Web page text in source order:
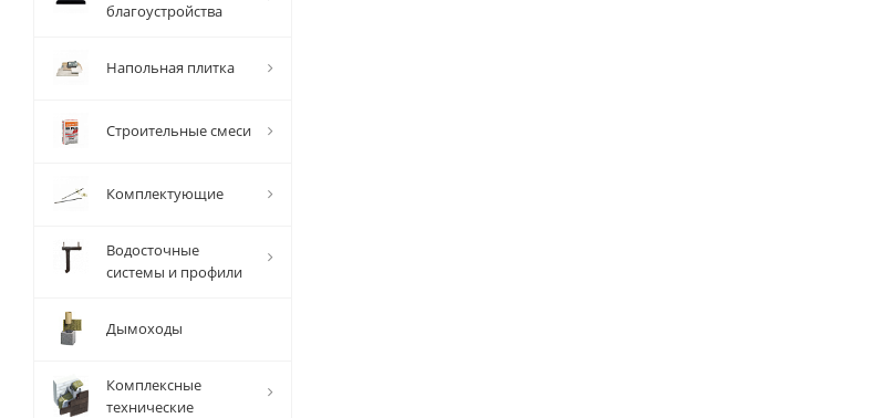
благоустройства
Напольная плитка
Строительные смеси
Комплектующие
Водосточные
системы и профили
Дымоходы
Комплексные
технические